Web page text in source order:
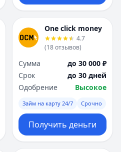
One click money
4.7
(18отзывов)
Сумма
до 30 000 ₽
Срок
до 30 дней
Одобрение
Высокое
Займ на карту 24/7 Срочно
Получить деньги